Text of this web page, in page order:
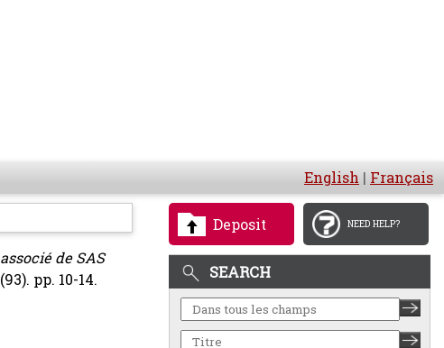
English | Français
Deposit NEED HELP?
SEARCH
de SAS
pp. 10-14.